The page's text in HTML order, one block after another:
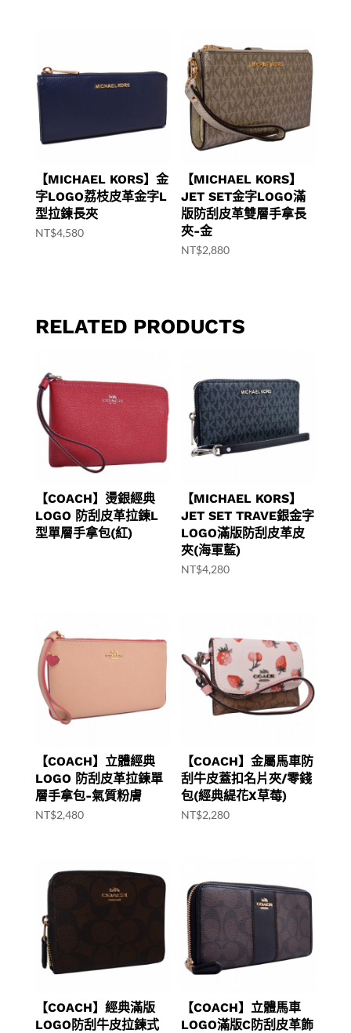
【MICHAEL KORS】金
字LOGO荔枝皮革金字L
型拉鍊長夾
NT$4,580
【MICHAEL KORS】
JET SET金字LOGO滿
版防刮皮革雙層手拿長
夾-金
NT$2,880
RELATED PRODUCTS
【COACH】燙銀經典
LOGO 防刮皮革拉鍊L
型單層手拿包(紅)
【MICHAEL KORS】
JET SET TRAVE銀金字
LOGO滿版防刮皮革皮
夾(海軍藍)
NT$4,280
【COACH】立體經典
LOGO 防刮皮革拉鍊單
層手拿包-氣質粉膚
NT$2,480
【COACH】金屬馬車防
刮牛皮蓋扣名片夾/零錢
包(經典緹花X草莓)
NT$2,280
【COACH】經典滿版
LOGO防刮牛皮拉鍊式
【COACH】立體馬車
LOGO滿版C防刮皮革飾